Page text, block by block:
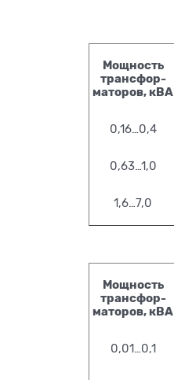
Мощность
трансфор-
маторов, кВА
0,16…0,4
0,63…1,0
1,6…7,0
Мощность
трансфор-
маторов, кВА
0,01…0,1